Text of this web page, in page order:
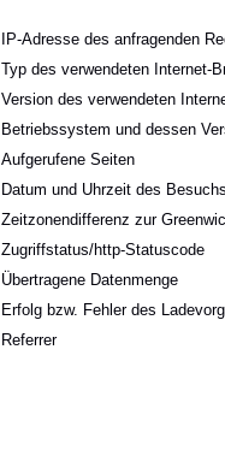
IP-Adresse des anfragenden
Typ des verwendeten Internet-
Version des verwendeten
Betriebssystem und dessen
Aufgerufene Seiten
Datum und Uhrzeit des Besuchs
Zeitzonendifferenz zur
Zugriffstatus/http-Statuscode
Übertragene Datenmenge
Erfolg bzw. Fehler des
Referrer